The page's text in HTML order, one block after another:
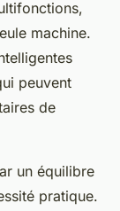
machine.
peuvent
de
un équilibre
pratique.